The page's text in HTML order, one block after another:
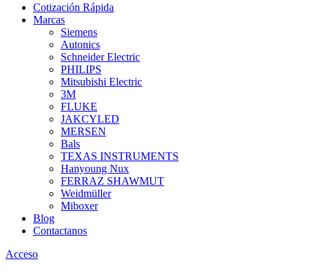
Cotización Rápida
Marcas
Siemens
Autonics
Schneider Electric
PHILIPS
Mitsubishi Electric
3M
FLUKE
JAKCYLED
MERSEN
Bals
TEXAS INSTRUMENTS
Hanyoung Nux
FERRAZ SHAWMUT
Weidmüller
Miboxer
Blog
Contactanos
Acceso